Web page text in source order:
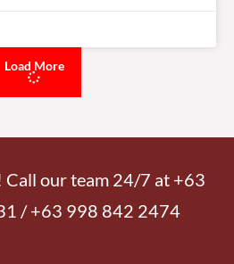
Load More
our team 24/7 at +63
/ +63 998 842 2474